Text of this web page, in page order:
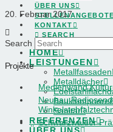
ÜBER UNS
STELLENANGEBOTE
KONTAKT
SEARCH
HOME
LEISTUNGEN
Metallfassaden
Metalldächer
Bauklempnerei
Sanitär
REFERENZEN
20. Februar 2017
Search
Projekte
Medienwand
Neubau
Schwarzwälder